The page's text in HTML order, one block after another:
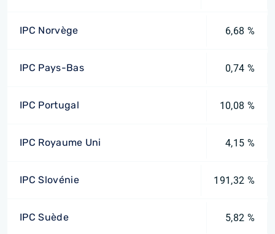
IPC Norvège 6,68 %
IPC Pays-Bas 0,74 %
IPC Portugal 10,08 %
IPC Royaume Uni 4,15 %
IPC Slovénie 191,32 %
IPC Suède 5,82 %